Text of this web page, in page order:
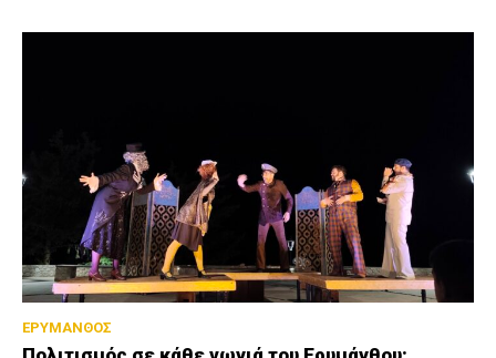
ΕΡΥΜΑΝΘΟΣ